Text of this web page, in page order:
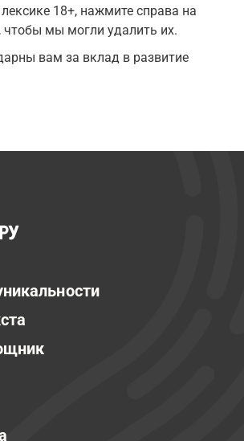
18+, нажмите справа на
чтобы мы могли удалить их.
вам за вклад в развитие